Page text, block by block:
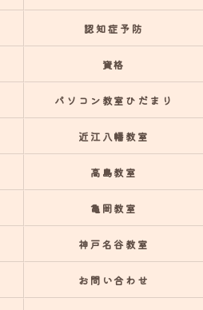
認知症予防
資格
パソコン教室ひだまり
近江八幡教室
高島教室
亀岡教室
神戸名谷教室
お問い合わせ